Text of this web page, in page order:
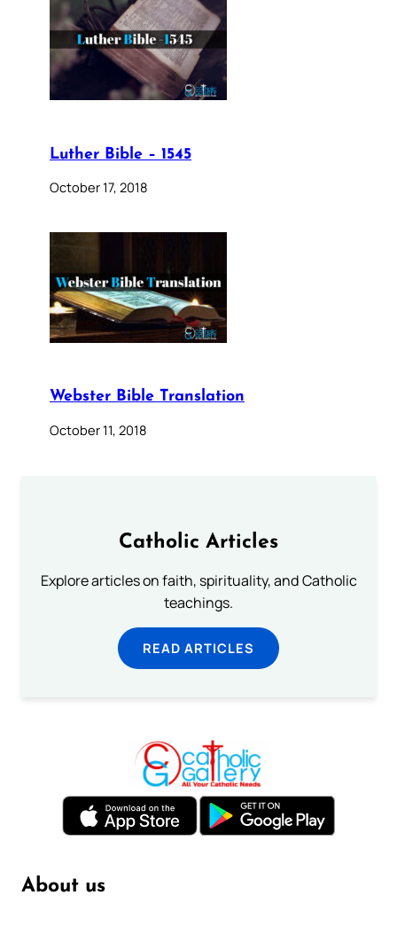
Luther Bible – 1545
October 17, 2018
Webster Bible Translation
October 11, 2018
Catholic Articles
Explore articles on faith, spirituality, and Catholic
teachings.
READ ARTICLES
About us